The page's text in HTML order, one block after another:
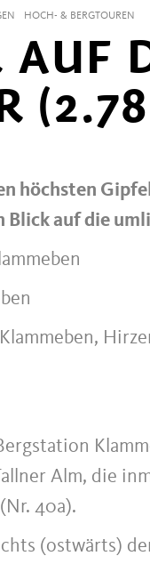
HOCH- & BERGTOUREN
AUF
höchsten
Blick auf die
Alm, die
40a).
(ostwärts)